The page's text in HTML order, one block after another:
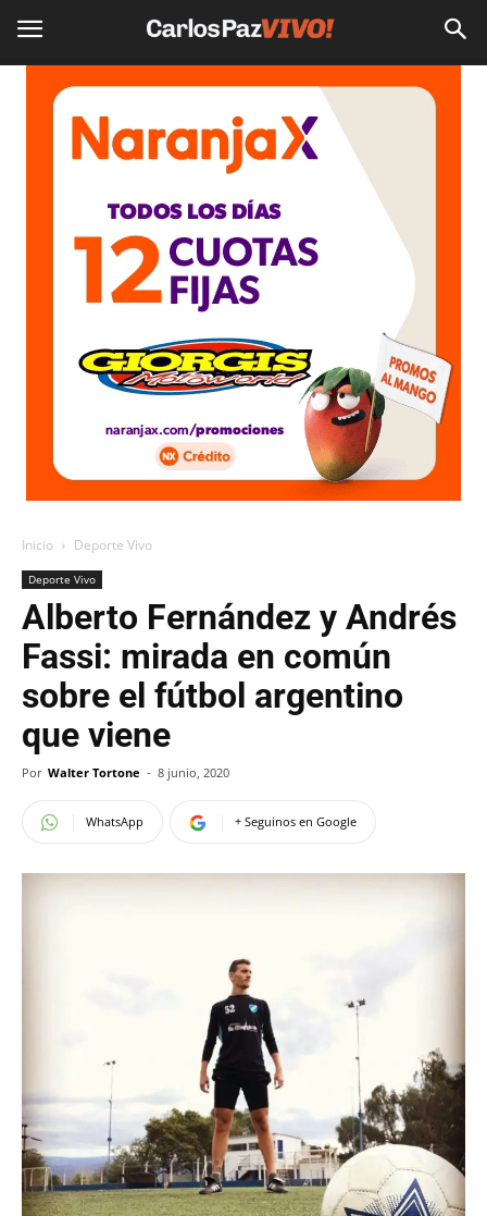
Inicio Deporte Vivo
Deporte Vivo
Alberto Fernández y Andrés
Fassi: mirada en común
sobre el fútbol argentino
que viene
Por Walter Tortone - 8 junio, 2020
WhatsApp + Seguinos en Google